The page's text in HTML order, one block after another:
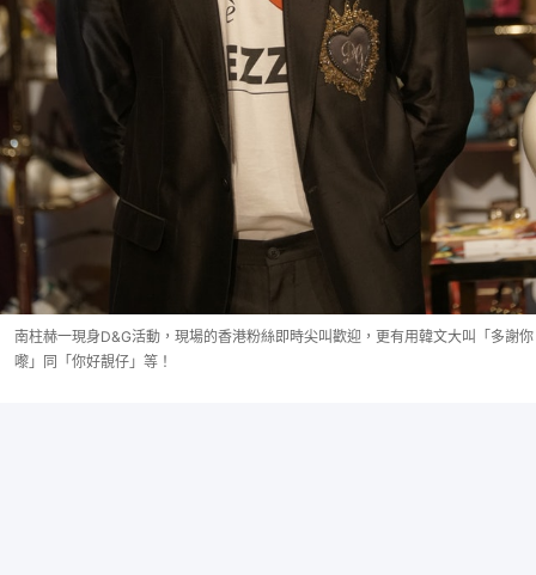
南柱赫一現身D&G活動，現場的香港粉絲即時尖叫歡迎，更有用韓文大叫「多謝你
嚟」同「你好靚仔」等！